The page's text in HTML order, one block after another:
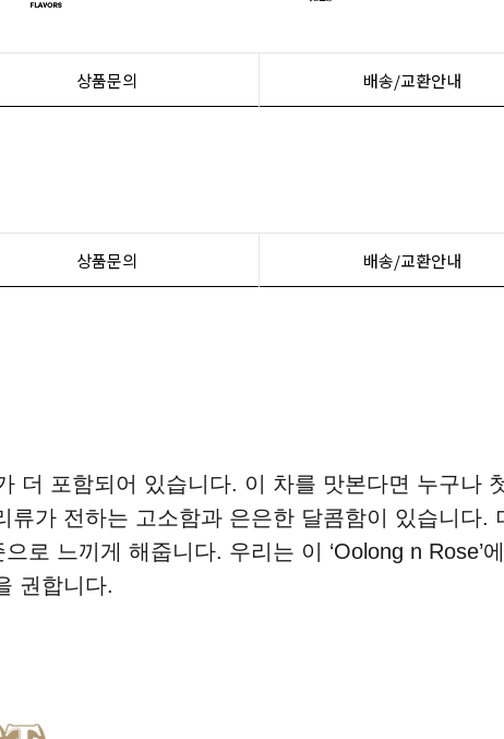
상품문의 배송/교환안내
상품문의 배송/교환안내
더 포함되어 있습니다. 이 차를 맛본다면 누구나
가 전하는 고소함과 은은한 달콤함이 있습니다.
로 느끼게 해줍니다. 우리는 이 ‘Oolong n Rose’에
권합니다.